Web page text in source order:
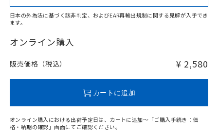
在庫等で未対応品が混在する可能性があります。
問い合わせください。
日本の外為法に基づく該非判定、およびEAR再輸出規制に関する見解が入手でき
ます。
オンライン購入
販売価格（税込） ¥ 2,580
カートに追加
オンライン購入における出荷予定日は、カートに追加～「ご購入手続き：価
格・納期の確認」画面にてご確認ください。